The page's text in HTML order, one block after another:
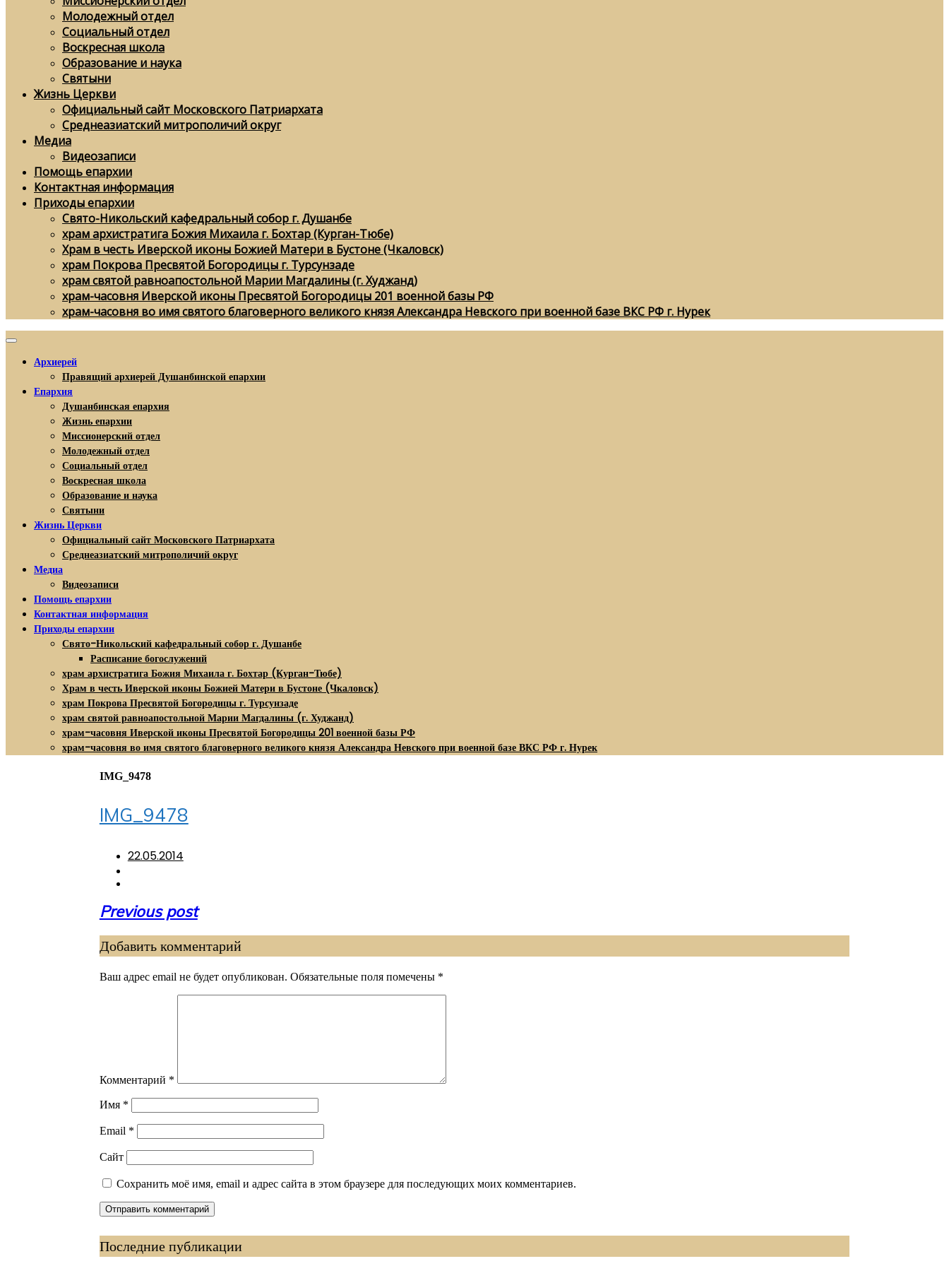
Молодежный отдел
Социальный отдел
Воскресная школа
Образование и наука
Святыни
Жизнь Церкви
Официальный сайт Московского Патриархата
Среднеазиатский митрополичий округ
Медиа
Видеозаписи
Помощь епархии
Контактная информация
Приходы епархии
Свято-Никольский кафедральный собор г. Душанбе
храм архистратига Божия Михаила г. Бохтар (Курган-Тюбе)
Храм в честь Иверской иконы Божией Матери в Бустоне (Чкаловск)
храм Покрова Пресвятой Богородицы г. Турсунзаде
храм святой равноапостольной Марии Магдалины (г. Худжанд)
храм-часовня Иверской иконы Пресвятой Богородицы 201 военной базы РФ
храм-часовня во имя святого благоверного великого князя Александра Невского при военной базе ВКС РФ г. Нурек
Архиерей
Правящий архиерей Душанбинской епархии
Епархия
Душанбинская епархия
Жизнь епархии
Миссионерский отдел
Молодежный отдел
Социальный отдел
Воскресная школа
Образование и наука
Святыни
Жизнь Церкви
Официальный сайт Московского Патриархата
Среднеазиатский митрополичий округ
Медиа
Видеозаписи
Помощь епархии
Контактная информация
Приходы епархии
Свято-Никольский кафедральный собор г. Душанбе
Расписание богослужений
храм архистратига Божия Михаила г. Бохтар (Курган-Тюбе)
Храм в честь Иверской иконы Божией Матери в Бустоне (Чкаловск)
храм Покрова Пресвятой Богородицы г. Турсунзаде
храм святой равноапостольной Марии Магдалины (г. Худжанд)
храм-часовня Иверской иконы Пресвятой Богородицы 201 военной базы РФ
храм-часовня во имя святого благоверного великого князя Александра Невского при военной базе ВКС РФ г. Нурек
IMG_9478
IMG_9478
22.05.2014
Навигация
записям
Previous post
Добавить комментарий
Ваш адрес email не будет опубликован. Обязательные поля помечены *
Комментарий *
Имя *
Email *
Сайт
Сохранить моё имя, email и адрес сайта в этом браузере для последующих моих комментариев.
Последние публикации